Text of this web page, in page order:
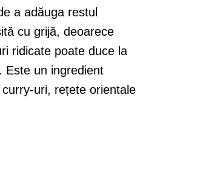
a adăuga restul
cu grijă, deoarece
ridicate poate duce la
Este un ingredient
uri, rețete orientale